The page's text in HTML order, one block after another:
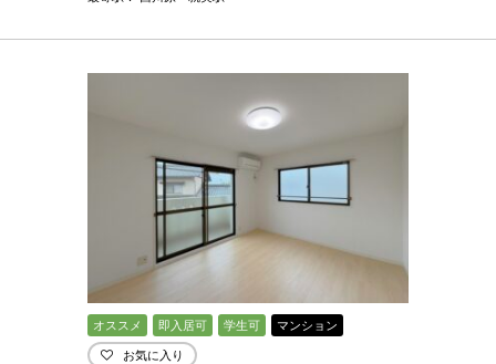
オススメ 即入居可 学生可 マンション
お気に入り